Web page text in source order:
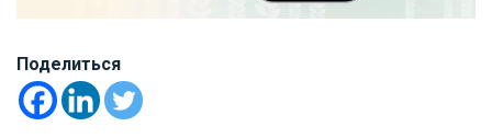
Поделиться